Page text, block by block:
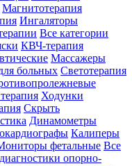
Магнитотерапия
Ингаляторы
Все категории
КВЧ-терапия
Массажеры
больных Светотерапия
Ходунки
Скрыть
Динамометры
Калиперы
фетальные Все
опорно-